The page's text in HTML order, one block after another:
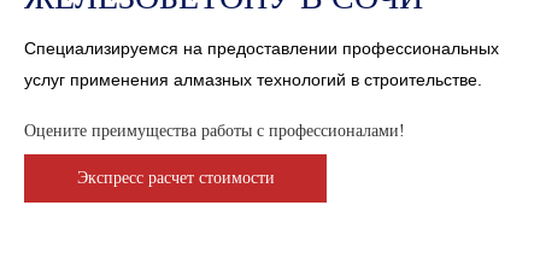
Специализируемся на предоставлении профессиональных
услуг применения алмазных технологий в строительстве.
Оцените преимущества работы с профессионалами!
Экспресс расчет стоимости